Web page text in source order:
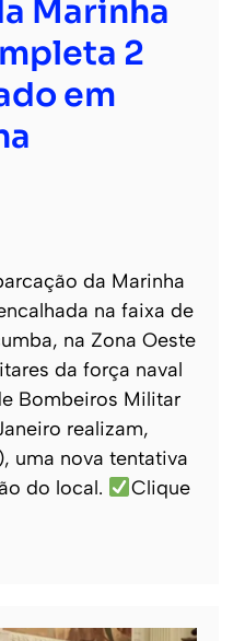
Marinha
2
em
da Marinha
na faixa de
na Zona Oeste
da força naval
Bombeiros Militar
realizam,
uma nova tentativa
do local.
Clique